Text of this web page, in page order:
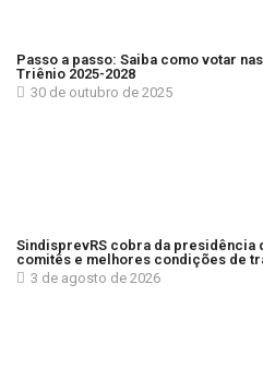
Passo a passo: Saiba como votar
Triênio 2025-2028
30 de outubro de 2025
SindisprevRS cobra da presidência
comitês e melhores condições de
3 de agosto de 2026